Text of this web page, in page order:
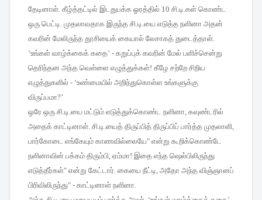
தேடினாள். கீழ்த்தட்டில் இடதுபக்க ஓரத்தில் 10 சி.டி.கள் கொண்ட
ஒரு பெட்டி. முதலாவதாக இருந்த சி.டி.யை எடுத்த நளினா அதன்
கவரின் மேலிருந்த தூசியைக் கையால் லேசாகத் துடைத்தாள்.
‘உங்கள் வாழ்க்கைக் கதை’ - கறுப்புக் கவரின் மேல் பளிச்சென்று
தெரிந்தன அந்த வெள்ளை எழுத்துக்கள்! கீழே சற்றே சிறிய
எழுத்துகளில் - ‘உண்மையில் அறிந்துகொள்ள உங்களுக்கு
விருப்பமா?’
ஒரே ஒரு சி.டி.யை மட்டும் எடுத்துக்கொண்ட நளினா, கவுண்டரில்
அதைக் காட்டினாள். சி.டி.யைத் திருப்பித் திருப்பிப் பார்த்த முதலாளி,
பார்கோடை எங்கேயும் காணவில்லையே" என்று கூறிக்கொண்டே
நளினாவின் பக்கம் திரும்பி, ஏம்மா! இதை எந்த ஷெல்பிலிருந்து
எடுத்தீர்கள்" என்று கேட்டார். கையை நீட்டி, அதோ அந்த விஞ்ஞானப்
பிரிவிலிருந்து" - காட்டினாள் நளினா.